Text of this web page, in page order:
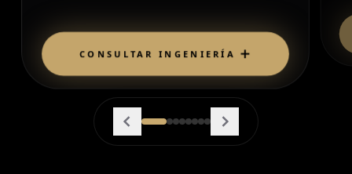
CONSULTAR INGENIERÍA